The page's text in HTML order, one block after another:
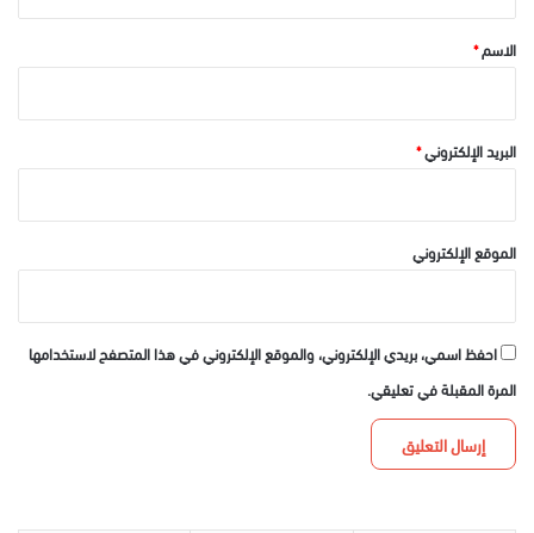
*الاسم*
البريد الإلكتروني*
الموقع الإلكتروني
احفظ اسمي، بريدي الإلكتروني، والموقع الإلكتروني في هذا المتصفح لاستخدامها
المرة المقبلة في تعليقي.